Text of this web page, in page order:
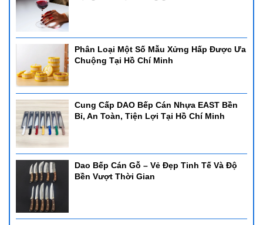
Phân Loại Một Số Mẫu Xửng Hấp Được Ưa
Chuộng Tại Hồ Chí Minh
Cung Cấp DAO Bếp Cán Nhựa EAST Bền
Bỉ, An Toàn, Tiện Lợi Tại Hồ Chí Minh
Dao Bếp Cán Gỗ – Vẻ Đẹp Tinh Tế Và Độ
Bền Vượt Thời Gian